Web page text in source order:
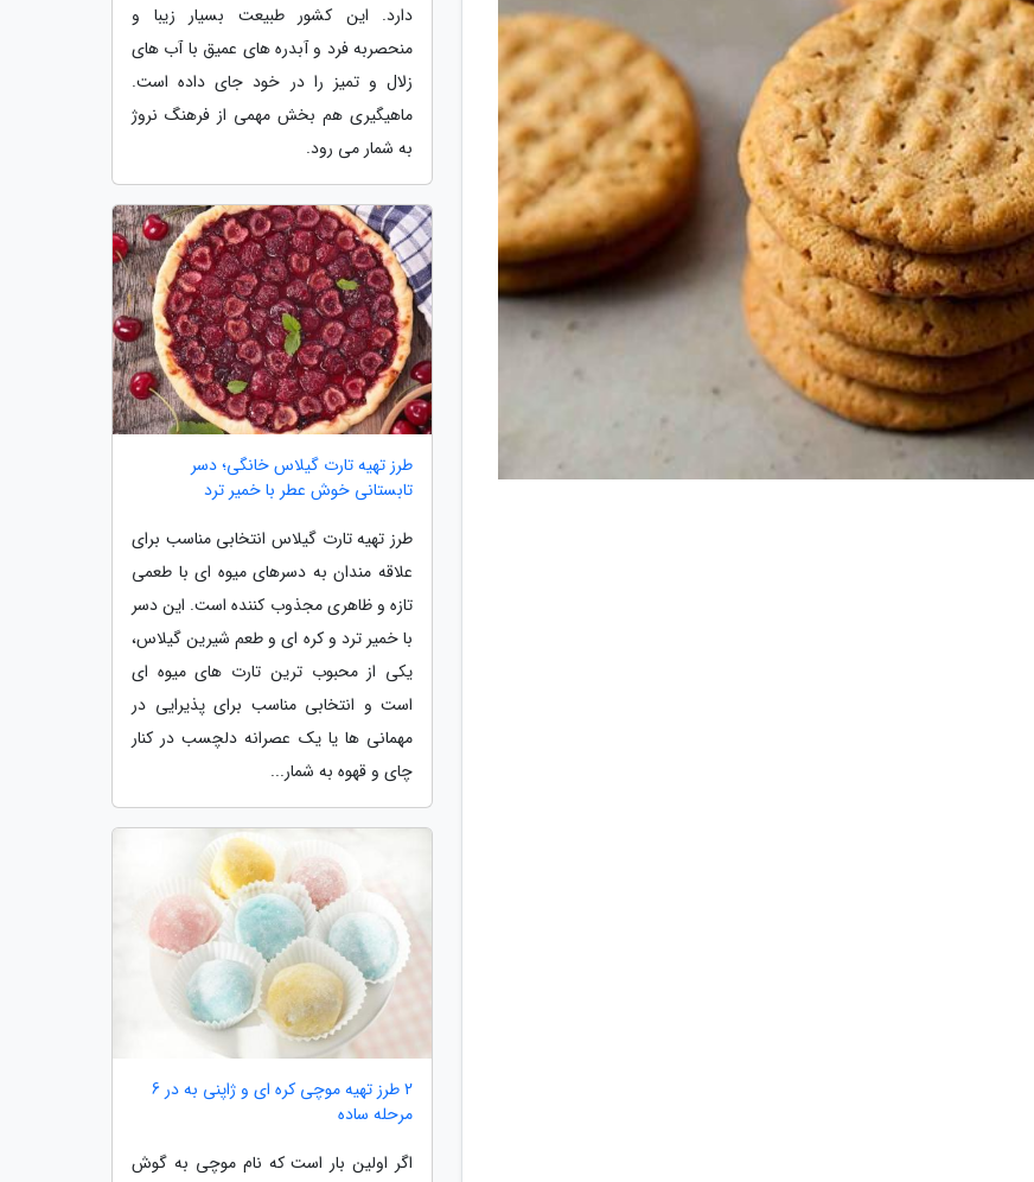
دارد. این کشور طبیعت بسیار زیبا و
منحصربه فرد و آبدره های عمیق با آب های
زلال و تمیز را در خود جای داده است.
ماهیگیری هم بخش مهمی از فرهنگ نروژ
به شمار می رود.
طرز تهیه تارت گیلاس خانگی؛ دسر
تابستانی خوش عطر با خمیر ترد
طرز تهیه تارت گیلاس انتخابی مناسب برای
علاقه مندان به دسرهای میوه ای با طعمی
تازه و ظاهری مجذوب کننده است. این دسر
با خمیر ترد و کره ای و طعم شیرین گیلاس،
یکی از محبوب ترین تارت های میوه ای
است و انتخابی مناسب برای پذیرایی در
مهمانی ها یا یک عصرانه دلچسب در کنار
چای و قهوه به شمار...
2 طرز تهیه موچی کره ای و ژاپنی به در 6
مرحله ساده
اگر اولین بار است که نام موچی به گوش